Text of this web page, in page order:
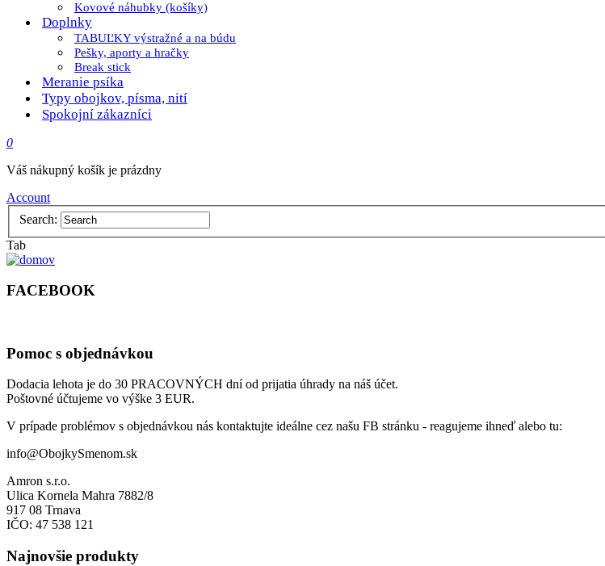
Kovové náhubky (košíky)
Doplnky
TABUĽKY výstražné a na búdu
Pešky, aporty a hračky
Break stick
Meranie psíka
Typy obojkov, písma, nití
Spokojní zákazníci
0
Váš nákupný košík je prázdny
Account
Search:
Tab
FACEBOOK
Pomoc s objednávkou
Dodacia lehota je do 30 PRACOVNÝCH dní od prijatia úhrady na náš účet.
Poštovné účtujeme vo výške 3 EUR.
V prípade problémov s objednávkou nás kontaktujte ideálne cez našu FB stránku - reagujeme ihneď alebo tu:
info@ObojkySmenom.sk
Amron s.r.o.
Ulica Kornela Mahra 7882/8
917 08 Trnava
IČO: 47 538 121
Najnovšie produkty